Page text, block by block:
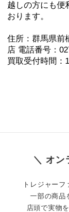
越しの方にも便
おります。
住所：群馬県前
店 電話番号：
買取受付時間：
＼ オン
トレジャーフ
一部の商品
店頭で実物